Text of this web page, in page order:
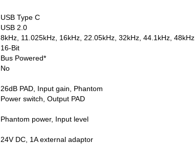
USB Type C
USB 2.0
8kHz, 11.025kHz, 16kHz, 22.05kHz, 32kHz, 44.1kHz, 48kHz
16-Bit
Bus Powered*
No
26dB PAD, Input gain, Phantom
Power switch, Output PAD
Phantom power, Input level
24V DC, 1A external adaptor